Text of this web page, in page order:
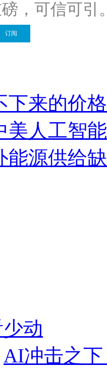
，可信可引
订阅
下来的价
美人工智
能源供给
动
AI冲击之